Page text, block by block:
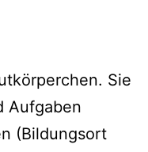
Sie
Aufgaben
(Bildungsort